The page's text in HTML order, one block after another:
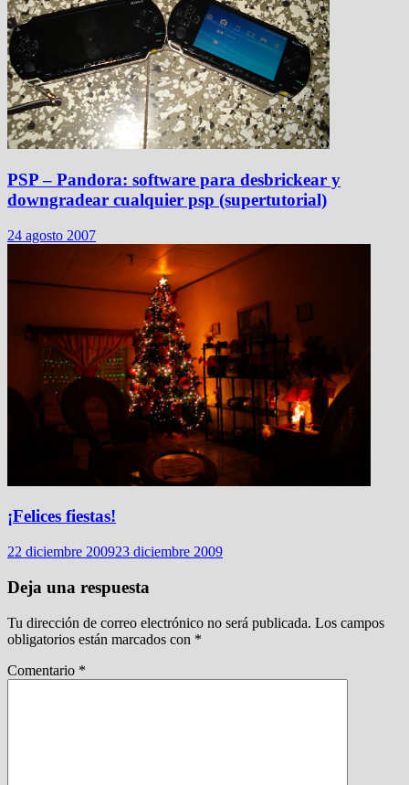
PSP – Pandora: software para desbrickear y
downgradear cualquier psp (supertutorial)
24 agosto 2007
¡Felices fiestas!
22 diciembre 200923 diciembre 2009
Deja una respuesta
Tu dirección de correo electrónico no será publicada. Los campos
obligatorios están marcados con *
Comentario *